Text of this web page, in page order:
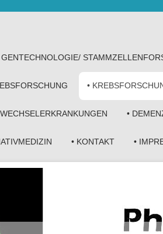
GENTECHNOLOGIE/
•
•
• KONTAKT •